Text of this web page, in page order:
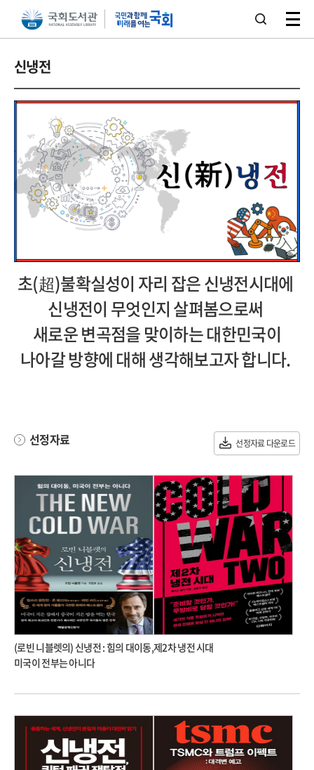
본문 바로가기주메뉴 바로가기
신냉전
초(超)불확실성이 자리 잡은 신냉전시대에
신냉전이 무엇인지 살펴봄으로써
새로운 변곡점을 맞이하는 대한민국이
나아갈 방향에 대해 생각해보고자 합니다.
선정자료 선정자료 다운로드
(로빈 니블렛의) 신냉전 : 힘의 대이동,
미국이 전부는 아니다
제2차 냉전 시대